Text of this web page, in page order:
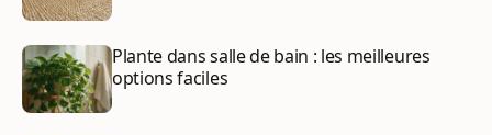
Plante dans salle de bain : les meilleures
options faciles